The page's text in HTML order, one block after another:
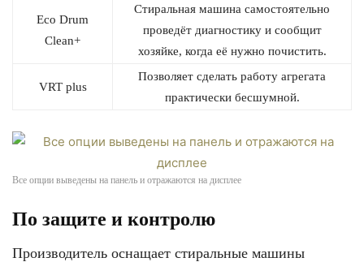
Eco Drum
Clean+
Стиральная машина самостоятельно
проведёт диагностику и сообщит
хозяйке, когда её нужно почистить.
VRT plus
Позволяет сделать работу агрегата
практически бесшумной.
Все опции выведены на панель и отражаются на дисплее
По защите и контролю
Производитель оснащает стиральные машины